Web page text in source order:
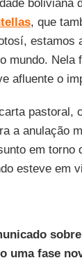
boliviana
, que
estamos
mundo.
afluente o
pastoral,
a anulação
em
esteve em
uma fase